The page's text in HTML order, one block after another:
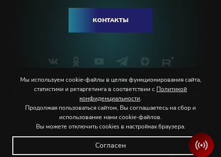
КОНТАКТЫ
Политика конфиденциальности Соглашение пользователя
© 2026 Северо-Кавказская государственная филармония
им. В.И. Сафонова
Мы используем cookie-файлы в целях функционирования сайта,
статистики и ретаргетинга в соответствии с Политикой
конфиденциальности.
Продолжая пользоваться сайтом, Вы соглашаетесь на сбор и
использование нами cookie-файлов.
Вы можете отключить cookies в настройках браузера.
Согласен